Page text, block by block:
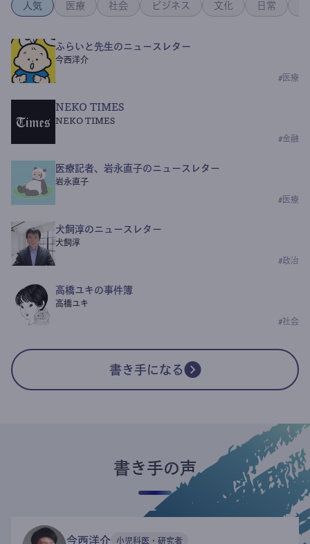
人気 医療 社会 ビジネス 文化 日常
ふらいと先生のニュースレター
今西洋介
# 医療
NEKO TIMES
NEKO TIMES
#金融
医療記者、岩永直子のニュースレター
岩永直子
# 医療
犬飼淳のニュースレター
犬飼淳
#政治
高橋ユキの事件簿
高橋ユキ
#社会
書き手になる
書き手の声
今西洋介 小児科医・研究者